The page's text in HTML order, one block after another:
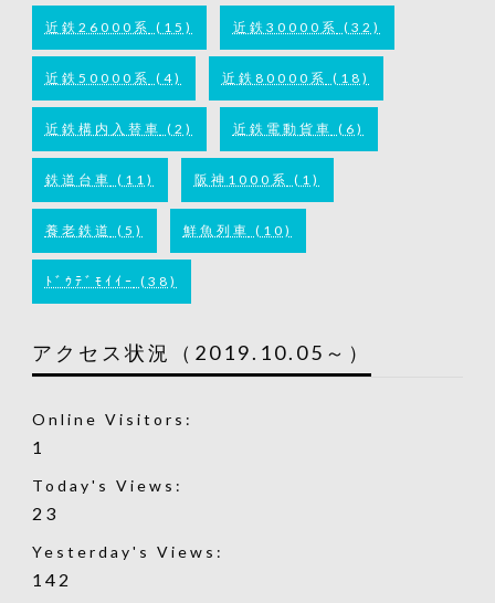
近鉄26000系 (15) 近鉄30000系 (32)
近鉄50000系 (4) 近鉄80000系 (18)
近鉄構内入替車 (2) 近鉄電動貨車 (6)
鉄道台車 (11) 阪神1000系 (1)
養老鉄道 (5) 鮮魚列車 (10)
ﾄﾞｳﾃﾞﾓｲｲｰ (38)
アクセス状況（2019.10.05～）
Online Visitors:
1
Today's Views:
23
Yesterday's Views:
142